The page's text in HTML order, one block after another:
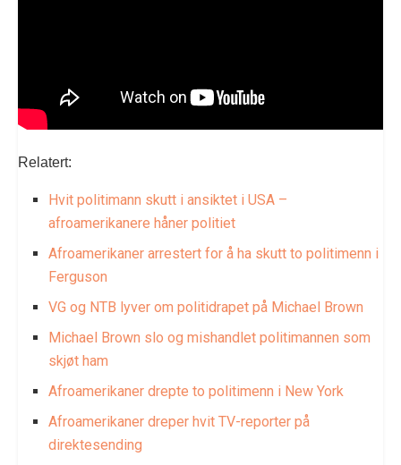
Relatert:
Hvit politimann skutt i ansiktet i USA –
afroamerikanere håner politiet
Afroamerikaner arrestert for å ha skutt to politimenn i
Ferguson
VG og NTB lyver om politidrapet på Michael Brown
Michael Brown slo og mishandlet politimannen som
skjøt ham
Afroamerikaner drepte to politimenn i New York
Afroamerikaner dreper hvit TV-reporter på
direktesending